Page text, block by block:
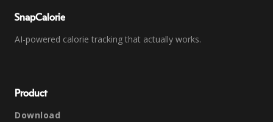
SnapCalorie
AI-powered calorie tracking that actually works.
Product
Download